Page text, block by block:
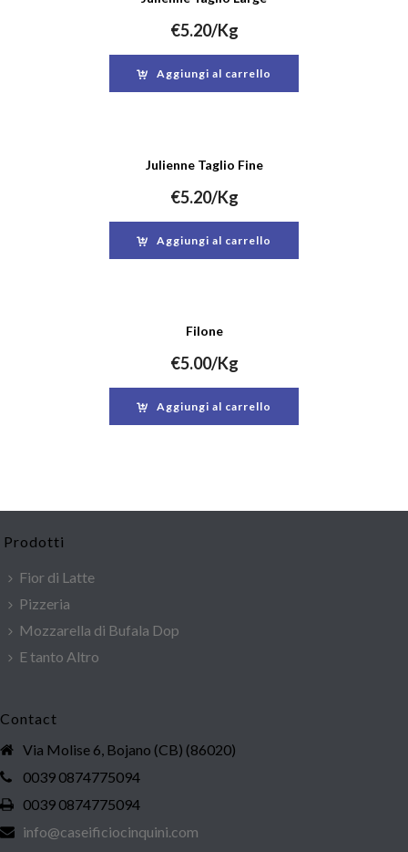
€5.20/Kg
Aggiungi al carrello
Julienne Taglio Fine
€5.20/Kg
Aggiungi al carrello
Filone
€5.00/Kg
Aggiungi al carrello
Prodotti
Fior di Latte
Pizzeria
Mozzarella di Bufala Dop
E tanto Altro
Contact
Via Molise 6, Bojano (CB) (86020)
0039 0874775094
0039 0874775094
info@caseificiocinquini.com